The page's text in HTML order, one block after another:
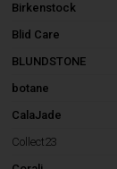
Birkenstock
Blid Care
BLUNDSTONE
botane
CalaJade
Collect23